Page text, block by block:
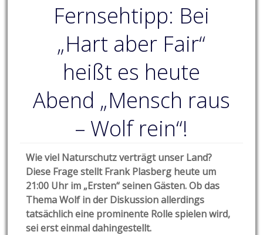
Fernsehtipp: Bei
„Hart aber Fair“
heißt es heute
Abend „Mensch raus
– Wolf rein“!
Wie viel Naturschutz verträgt unser Land?
Diese Frage stellt Frank Plasberg heute um
21:00 Uhr im „Ersten“ seinen Gästen. Ob das
Thema Wolf in der Diskussion allerdings
tatsächlich eine prominente Rolle spielen wird,
sei erst einmal dahingestellt.